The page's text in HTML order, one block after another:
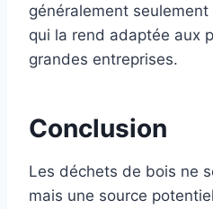
généralement
qui la rend adaptée aux
grandes entreprises.
Conclusion
Les déchets de bois ne
mais une source